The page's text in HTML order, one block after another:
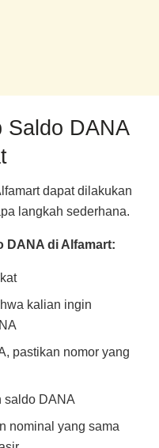
Saldo DANA
dapat dilakukan
langkah sederhana.
DANA di Alfamart:
kalian ingin
pastikan nomor yang
saldo DANA
nominal yang sama